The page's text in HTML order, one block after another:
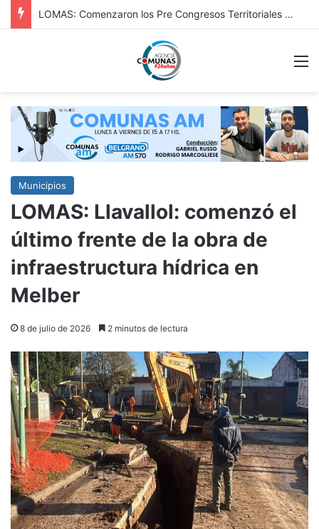
Dabi: continúan en Chivilcoy los controles vehiculares y refuerzan la prevención en accesos y espacios públicos
Municipios
LOMAS: Llavallol: comenzó el
último frente de la obra de
infraestructura hídrica en
Melber
8 de julio de 2026 2 minutos de lectura